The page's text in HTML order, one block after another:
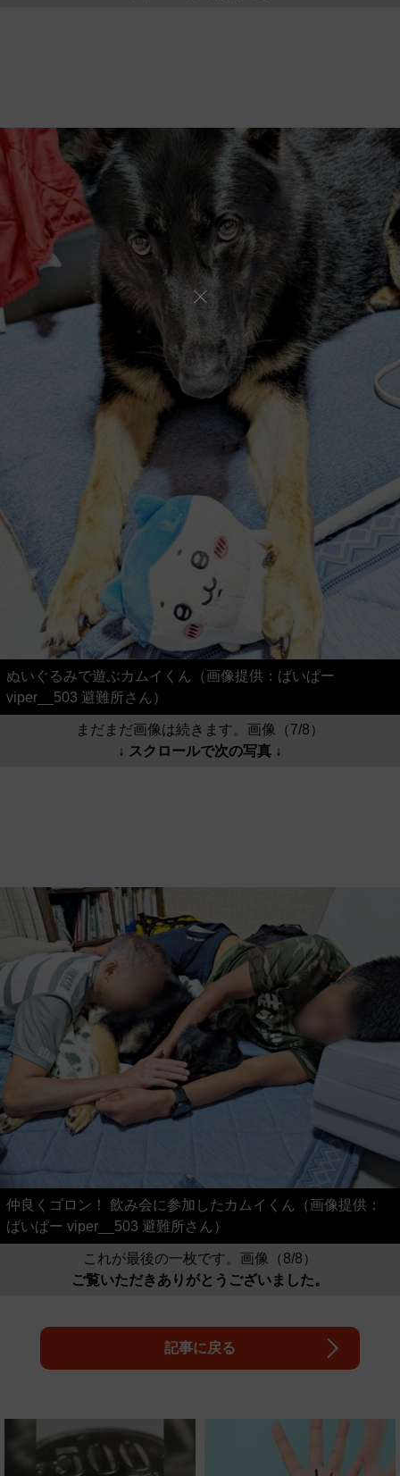
ぬいぐるみで遊ぶカムイくん（画像提供：ばいぱー
viper__503 避難所さん）
まだまだ画像は続きます。画像（7/8）
↓ スクロールで次の写真 ↓
仲良くゴロン！ 飲み会に参加したカムイくん（画像提供：
ばいぱー viper__503 避難所さん）
これが最後の一枚です。画像（8/8）
ご覧いただきありがとうございました。
記事に戻る